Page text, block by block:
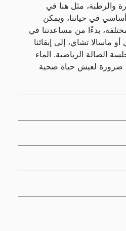
والرطبة، مثل هنا في
في حياتنا، ويمكن
بدءًا من مساعدتنا في
ماسالا تشاي، إلى إبقائنا
الصالة الرياضية. الماء
ضرورة لعيش حياة صحية